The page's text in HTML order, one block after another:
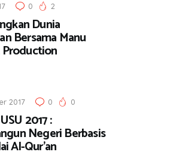
0 2
Dunia
Bersama Manu
2017 0 0
2017 :
Negeri Berbasis
Al-Qur’an